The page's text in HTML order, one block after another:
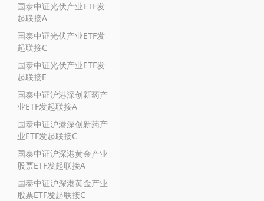
国泰中证光伏产业ETF发
起联接A
国泰中证光伏产业ETF发
起联接C
国泰中证光伏产业ETF发
起联接E
国泰中证沪港深创新药产
业ETF发起联接A
国泰中证沪港深创新药产
业ETF发起联接C
国泰中证沪深港黄金产业
股票ETF发起联接A
国泰中证沪深港黄金产业
股票ETF发起联接C